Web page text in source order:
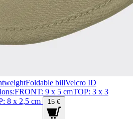
billVelcro ID
9 x 5 cmTOP: 3 x 3
8 x 2,5 cm
15 €